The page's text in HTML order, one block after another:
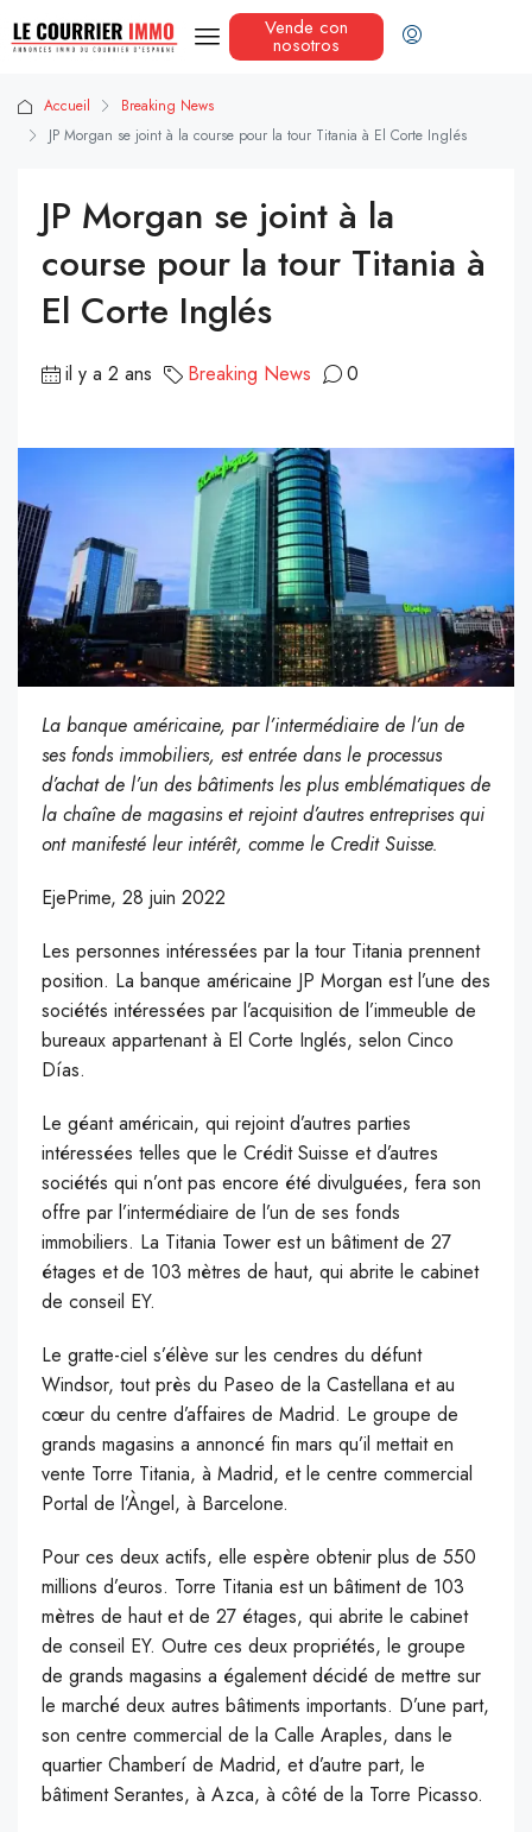
Vende con
nosotros
Accueil
Breaking News
JP Morgan se joint à la course pour la tour Titania à El Corte Inglés
JP Morgan se joint à la
course pour la tour Titania à
El Corte Inglés
il y a 2 ans Breaking News 0
La banque américaine, par l’intermédiaire de l’un de
ses fonds immobiliers, est entrée dans le processus
d’achat de l’un des bâtiments les plus emblématiques de
la chaîne de magasins et rejoint d’autres entreprises qui
ont manifesté leur intérêt, comme le Credit Suisse.
EjePrime, 28 juin 2022
Les personnes intéressées par la tour Titania prennent
position. La banque américaine JP Morgan est l’une des
sociétés intéressées par l’acquisition de l’immeuble de
bureaux appartenant à El Corte Inglés, selon Cinco
Días.
Le géant américain, qui rejoint d’autres parties
intéressées telles que le Crédit Suisse et d’autres
sociétés qui n’ont pas encore été divulguées, fera son
offre par l’intermédiaire de l’un de ses fonds
immobiliers. La Titania Tower est un bâtiment de 27
étages et de 103 mètres de haut, qui abrite le cabinet
de conseil EY.
Le gratte-ciel s’élève sur les cendres du défunt
Windsor, tout près du Paseo de la Castellana et au
cœur du centre d’affaires de Madrid. Le groupe de
grands magasins a annoncé fin mars qu’il mettait en
vente Torre Titania, à Madrid, et le centre commercial
Portal de l’Àngel, à Barcelone.
Pour ces deux actifs, elle espère obtenir plus de 550
millions d’euros. Torre Titania est un bâtiment de 103
mètres de haut et de 27 étages, qui abrite le cabinet
de conseil EY. Outre ces deux propriétés, le groupe
de grands magasins a également décidé de mettre sur
le marché deux autres bâtiments importants. D’une part,
son centre commercial de la Calle Araples, dans le
quartier Chamberí de Madrid, et d’autre part, le
bâtiment Serantes, à Azca, à côté de la Torre Picasso.